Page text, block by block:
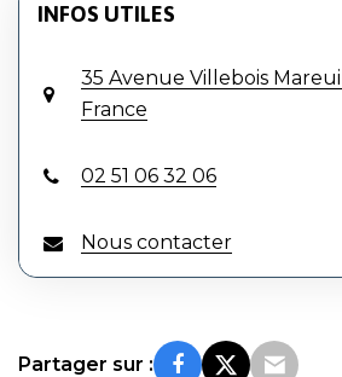
INFOS UTILES
35 Avenue Villebois
France
02 51 06 32 06
Nous contacter
Partager sur :